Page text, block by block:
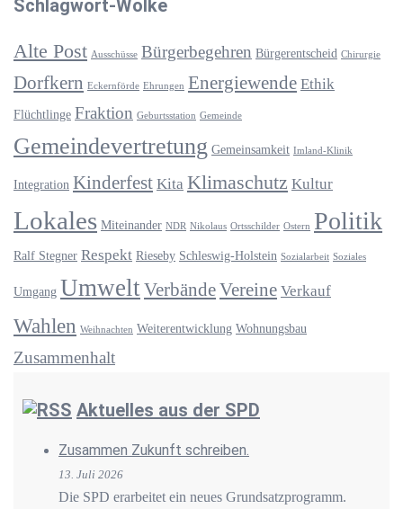
Schlagwort-Wolke
Alte Post Ausschüsse Bürgerbegehren Bürgerentscheid Chirurgie
Dorfkern Eckernförde Ehrungen Energiewende Ethik
Flüchtlinge Fraktion Geburtsstation Gemeinde
Gemeindevertretung Gemeinsamkeit Imland-Klinik
Integration Kinderfest Kita Klimaschutz Kultur
Lokales Miteinander NDR Nikolaus Ortsschilder Ostern Politik
Ralf Stegner Respekt Rieseby Schleswig-Holstein Sozialarbeit Soziales
Umgang UmweltVerbändeVereine Verkauf
Wahlen Weihnachten Weiterentwicklung Wohnungsbau
Zusammenhalt
Aktuelles aus der SPD
Zusammen Zukunft schreiben.
13. Juli 2026
Die SPD erarbeitet ein neues Grundsatzprogramm.